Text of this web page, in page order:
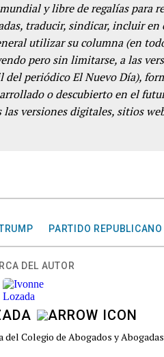
y libre de regalías para
traducir, sindicar, incluir en
utilizar su columna (en
pero sin limitarse, a las
periódico El Nuevo Día),
o descubierto en el
las versiones digitales, sitios
PARTIDO REPUBLICANO
DEL AUTOR
Colegio de Abogados y